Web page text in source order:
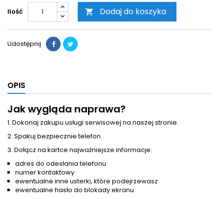
Ilość  Dodaj do koszyka
Udostępnij
OPIS
Jak wygląda naprawa?
1. Dokonaj zakupu usługi serwisowej na naszej stronie.
2. Spakuj bezpiecznie telefon.
3. Dołącz na kartce najważniejsze informacje:
adres do odesłania telefonu
numer kontaktowy
ewentualne inne usterki, które podejrzewasz
ewentualne hasło do blokady ekranu